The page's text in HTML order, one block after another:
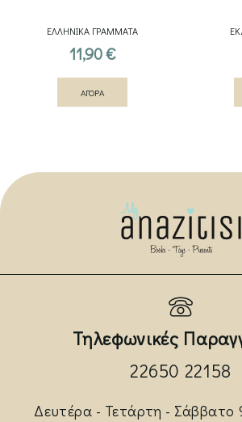
ΕΛΛΗΝΙΚΑ ΓΡΑΜΜΑΤΑ
11,90€
ΑΓΟΡΑ
Τηλεφωνικές
22650 22158
Δευτέρα - Τετάρτη - Σάββατο